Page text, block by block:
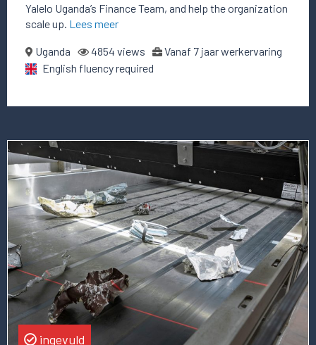
Yalelo Uganda’s Finance Team, and help the organization
scale up. Lees meer
Uganda 4854 views
Vanaf 7 jaar werkervaring
English fluency required
Lees
meer
over
deze
vacature
Chief
Financial
Officer
ingevuld